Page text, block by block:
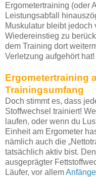
Ergometertraining (oder
Leistungsabfall
Muskulatur bleibt jedoch
Wiedereinstieg zu
dem Training dort
Verletzung aufgehört hat!
Ergometertraining
Trainingsumfang
Doch stimmt es, dass
Stoffwechsel trainiert!
laufen, oder wenn du
Einheit am Ergometer
nämlich auch die
tatsächlich aktiv bist.
ausgeprägter
Läufer, vor allem